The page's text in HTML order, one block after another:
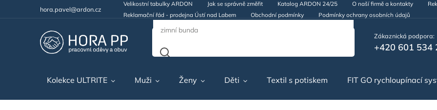
hora.pavel@ardon.cz
Velikostní tabulky ARDON Jak se správně změřit Katalog ARDON 24/25 O naší firmě a kontakty
Reklamační řád - prodejna Ústí nad Labem
Obchodní podmínky Podmínky ochrany osobních údajů
Zákaznická podpora:
+420 601 534
Kolekce ULTRITE Muži Ženy Děti Textil s potiskem FIT GO rychloupínací